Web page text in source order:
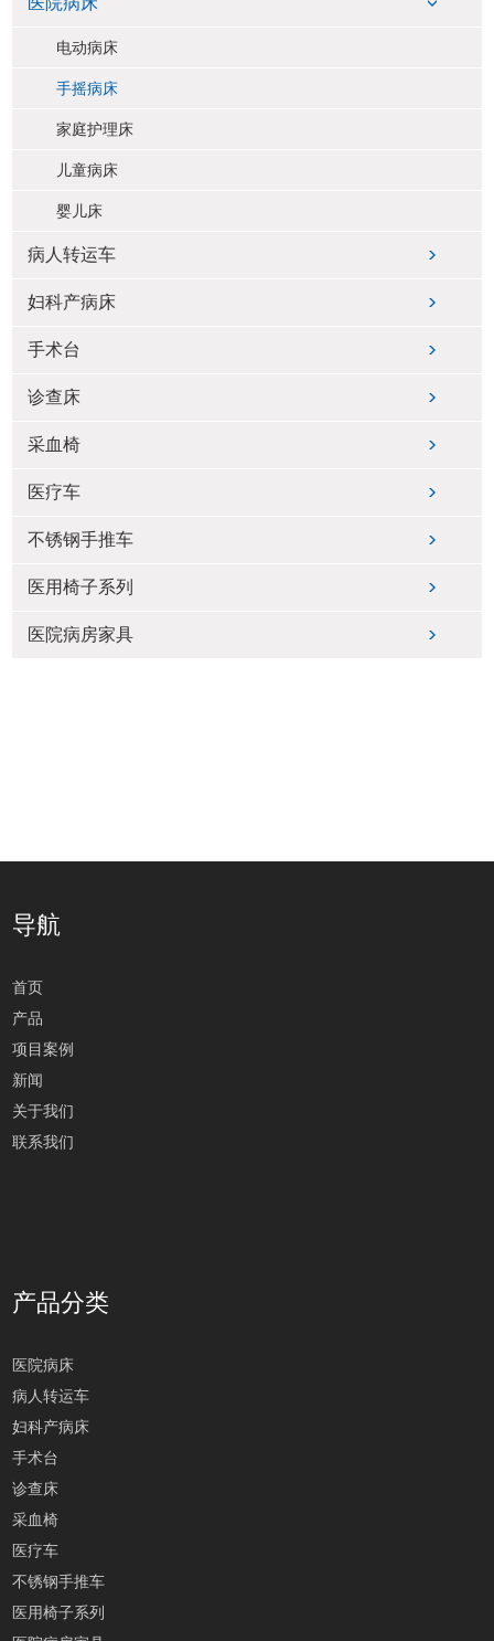
电动病床
手摇病床
家庭护理床
儿童病床
婴儿床
病人转运车
妇科产病床
手术台
诊查床
采血椅
医疗车
不锈钢手推车
医用椅子系列
医院病房家具
导航
首页
产品
项目案例
新闻
关于我们
联系我们
产品分类
医院病床
病人转运车
妇科产病床
手术台
诊查床
采血椅
医疗车
不锈钢手推车
医用椅子系列